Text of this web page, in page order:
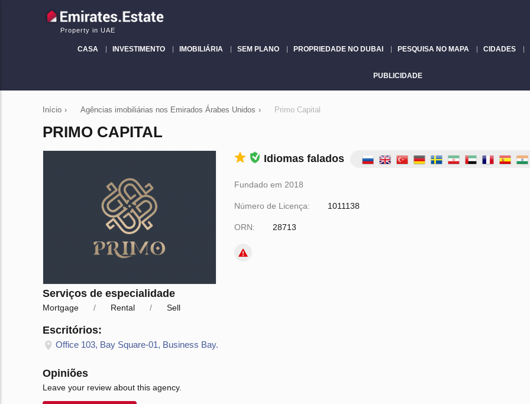
Property in UAE
CASA INVESTIMENTO IMOBILIÁRIA SEM PLANO PROPRIEDADE NO DUBAI PESQUISA NO MAPA CIDADES
PUBLICIDADE
Início › Agências imobiliárias nos Emirados Árabes Unidos › Primo Capital
PRIMO CAPITAL
Idiomas falados
Fundado em 2018
Número de Licença: 1011138
ORN: 28713
Serviços de especialidade
Mortgage Rental Sell
Escritórios:
Office 103, Bay Square-01, Business Bay.
Opiniões
Leave your review about this agency.